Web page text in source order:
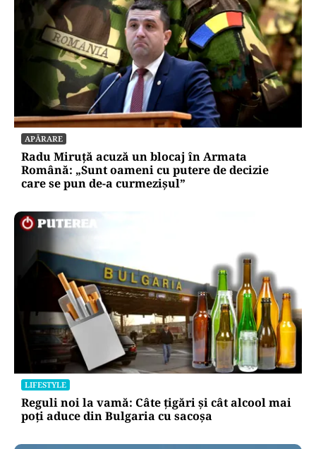
APĂRARE
Radu Miruță acuză un blocaj în Armata
Română: „Sunt oameni cu putere de decizie
care se pun de-a curmezișul”
LIFESTYLE
Reguli noi la vamă: Câte țigări și cât alcool mai
poți aduce din Bulgaria cu sacoșa